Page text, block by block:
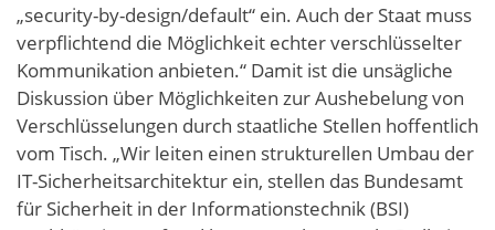
„security-by-design/default“ ein. Auch der Staat muss
verpflichtend die Möglichkeit echter verschlüsselter
Kommunikation anbieten.“ Damit ist die unsägliche
Diskussion über Möglichkeiten zur Aushebelung von
Verschlüsselungen durch staatliche Stellen hoffentlich
vom Tisch. „Wir leiten einen strukturellen Umbau der
IT-Sicherheitsarchitektur ein, stellen das Bundesamt
für Sicherheit in der Informationstechnik (BSI)